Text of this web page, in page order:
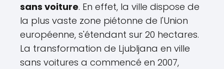
sans voiture. En effet, la ville dispose de
la plus vaste zone piétonne de l'Union
européenne, s'étendant sur 20 hectares.
La transformation de Ljubljana en ville
sans voitures a commencé en 2007,